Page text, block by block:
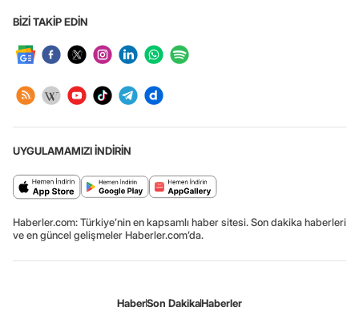
BİZİ TAKİP EDİN
UYGULAMAMIZI İNDİRİN
Haberler.com: Türkiye’nin en kapsamlı haber sitesi. Son dakika haberleri
ve en güncel gelişmeler Haberler.com’da.
HaberSon DakikaHaberler